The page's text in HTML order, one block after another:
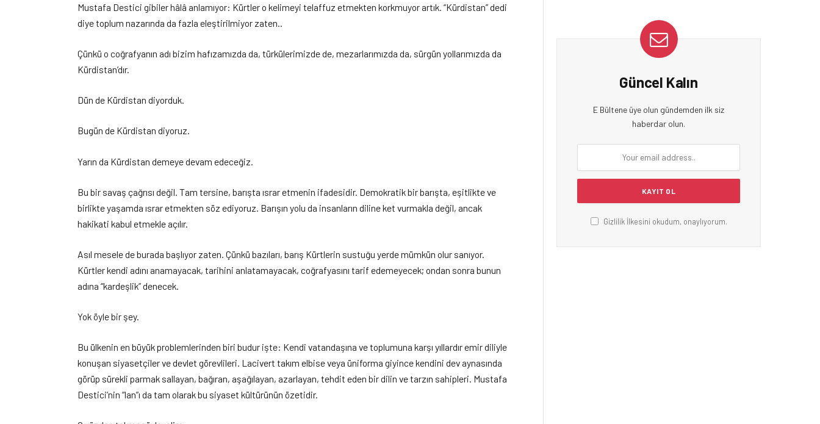
Mustafa Destici gibiler hâlâ anlamıyor: Kürtler o kelimeyi telaffuz etmekten korkmuyor artık. “Kürdistan” dedi
diye toplum nazarında da fazla eleştirilmiyor zaten..
Çünkü o coğrafyanın adı bizim hafızamızda da, türkülerimizde de, mezarlarımızda da, sürgün yollarımızda da
Kürdistan’dır.
Dün de Kürdistan diyorduk.
Bugün de Kürdistan diyoruz.
Yarın da Kürdistan demeye devam edeceğiz.
Bu bir savaş çağrısı değil. Tam tersine, barışta ısrar etmenin ifadesidir. Demokratik bir barışta, eşitlikte ve
birlikte yaşamda ısrar etmekten söz ediyoruz. Barışın yolu da insanların diline ket vurmakla değil, ancak
hakikati kabul etmekle açılır.
Asıl mesele de burada başlıyor zaten. Çünkü bazıları, barış Kürtlerin sustuğu yerde mümkün olur sanıyor.
Kürtler kendi adını anamayacak, tarihini anlatamayacak, coğrafyasını tarif edemeyecek; ondan sonra bunun
adına “kardeşlik” denecek.
Yok öyle bir şey.
Bu ülkenin en büyük problemlerinden biri budur işte: Kendi vatandaşına ve toplumuna karşı yıllardır emir diliyle
konuşan siyasetçiler ve devlet görevlileri. Lacivert takım elbise veya üniforma giyince kendini dev aynasında
görüp sürekli parmak sallayan, bağıran, aşağılayan, azarlayan, tehdit eden bir dilin ve tarzın sahipleri. Mustafa
Destici’nin “lan”ı da tam olarak bu siyaset kültürünün özetidir.
Güncel Kalın
E Bültene üye olun gündemden ilk siz
haberdar olun.
Gizlilik İlkesini okudum, onaylıyorum.